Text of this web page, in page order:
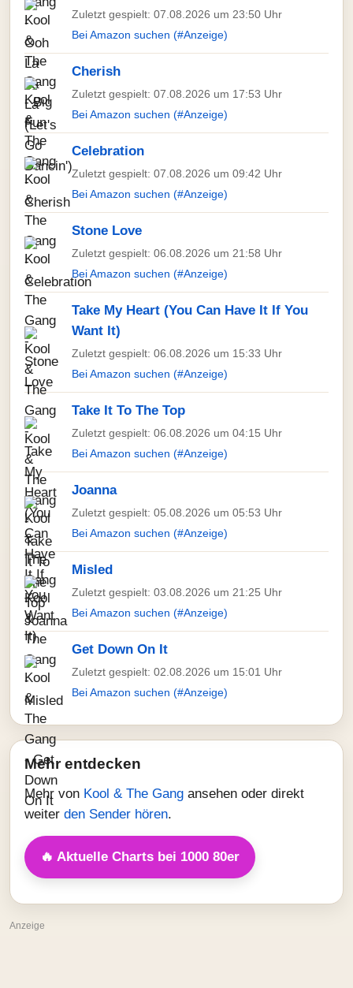
Zuletzt gespielt: 07.08.2026 um 23:50 Uhr
Bei Amazon suchen (#Anzeige)
Cherish
Zuletzt gespielt: 07.08.2026 um 17:53 Uhr
Bei Amazon suchen (#Anzeige)
Celebration
Zuletzt gespielt: 07.08.2026 um 09:42 Uhr
Bei Amazon suchen (#Anzeige)
Stone Love
Zuletzt gespielt: 06.08.2026 um 21:58 Uhr
Bei Amazon suchen (#Anzeige)
Take My Heart (You Can Have It If You
Want It)
Zuletzt gespielt: 06.08.2026 um 15:33 Uhr
Bei Amazon suchen (#Anzeige)
Take It To The Top
Zuletzt gespielt: 06.08.2026 um 04:15 Uhr
Bei Amazon suchen (#Anzeige)
Joanna
Zuletzt gespielt: 05.08.2026 um 05:53 Uhr
Bei Amazon suchen (#Anzeige)
Misled
Zuletzt gespielt: 03.08.2026 um 21:25 Uhr
Bei Amazon suchen (#Anzeige)
Get Down On It
Zuletzt gespielt: 02.08.2026 um 15:01 Uhr
Bei Amazon suchen (#Anzeige)
Mehr entdecken
Mehr von Kool & The Gang ansehen oder direkt
weiter den Sender hören.
🔥 Aktuelle Charts bei 1000 80er
Anzeige